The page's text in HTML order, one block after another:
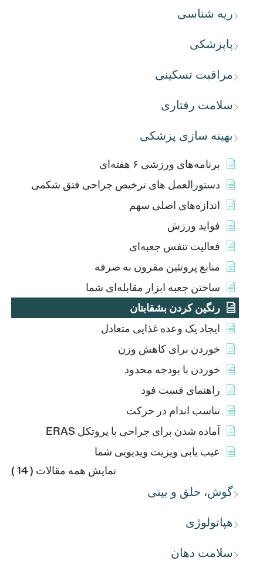
ریه شناسی
پاپزشکی
مراقبت تسکینی
سلامت رفتاری
بهینه سازی پزشکی
برنامه‌های ورزشی ۶ هفته‌ای
دستورالعمل های ترخیص جراحی فتق شکمی
اندازه‌های اصلی سهم
فواید ورزش
فعالیت تنفس جعبه‌ای
منابع پروتئین مقرون به صرفه
ساختن جعبه ابزار مقابله‌ای شما
رنگین کردن بشقابتان
ایجاد یک وعده غذایی متعادل
خوردن برای کاهش وزن
خوردن با بودجه محدود
راهنمای فست فود
تناسب اندام در حرکت
آماده شدن برای جراحی با پروتکل ERAS
عیب یابی ویزیت ویدیویی شما
نمایش همه مقالات ( 14 )
گوش، حلق و بینی
هپاتولوژی
سلامت دهان